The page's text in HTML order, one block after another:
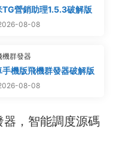
TG營銷助理1.5.3破解版
08-08
機群發器
手機版飛機群發器破解版
08-08
，智能調度源碼